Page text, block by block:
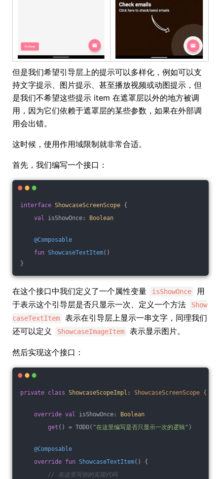
但是我们希望引导层上的提示可以多样化，例如可以支
持文字提示、图片提示、甚至播放视频或动图提示，但
是我们不希望这些提示 item 在遮罩层以外的地方被调
用，因为它们依赖于遮罩层的某些参数，如果在外部调
用会出错。
这时候，使用作用域限制就非常合适。
首先，我们编写一个接口：
interface ShowcaseScreenScope {
val isShowOnce: Boolean
@Composable
fun ShowcaseTextItem()
}
在这个接口中我们定义了一个属性变量 isShowOnce
用
于表示这个引导层是否只显示一次、定义一个方法
Show
caseTextItem
表示在引导层上显示一串文字，同理我们
还可以定义
ShowcaseImageItem 表示显示图片。
然后实现这个接口：
private class ShowcaseScopeImpl : ShowcaseScreenScope {
override val isShowOnce:
Boolean
get () = TODO( "在这里编写是否只显示一次的逻辑" )
@Composable
override fun ShowcaseTextItem()
{
// 在这里写你的实现代码